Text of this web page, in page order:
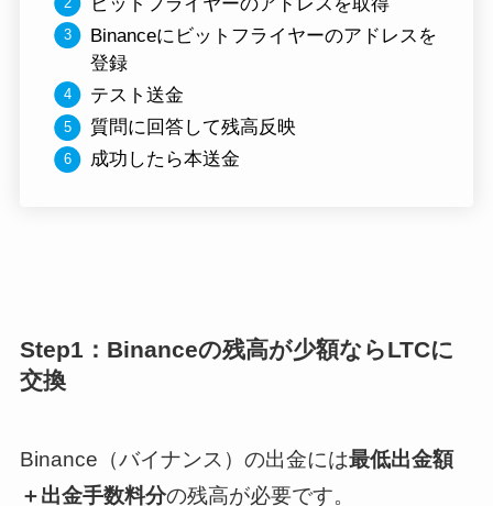
Binanceにビットフライヤーのアドレスを
登録
テスト送金
質問に回答して残高反映
成功したら本送金
Step1：Binanceの残高が少額ならLTCに
交換
Binance（バイナンス）の出金には最低出金額
＋出金手数料分の残高が必要です。